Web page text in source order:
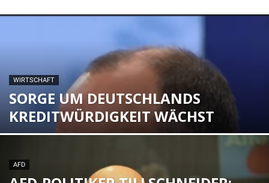
WIRTSCHAFT
SORGE UM DEUTSCHLANDS
KREDITWÜRDIGKEIT WÄCHST
AFD